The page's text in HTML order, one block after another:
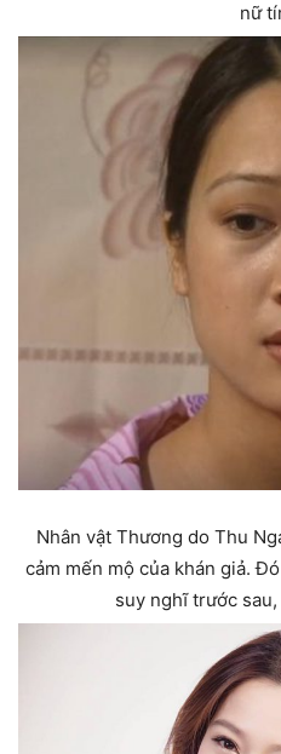
nữ
Nhân vật Thương do Thu
cảm mến mộ của khán giả.
suy nghĩ trước